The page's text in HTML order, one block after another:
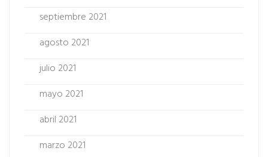
septiembre 2021
agosto 2021
julio 2021
mayo 2021
abril 2021
marzo 2021